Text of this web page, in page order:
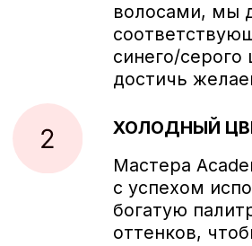
Записаться
колористики: смешивая два
близких цвета, мы усиливаем
основной цвет, который присущ
обоим цветам. Например,
при смешивании светло-
будет на коричневом цвете